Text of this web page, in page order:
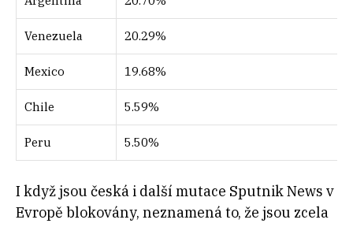
Venezuela 20.29%
Mexico 19.68%
Chile 5.59%
Peru 5.50%
I když jsou česká i další mutace Sputnik News v
Evropě blokovány, neznamená to, že jsou zcela